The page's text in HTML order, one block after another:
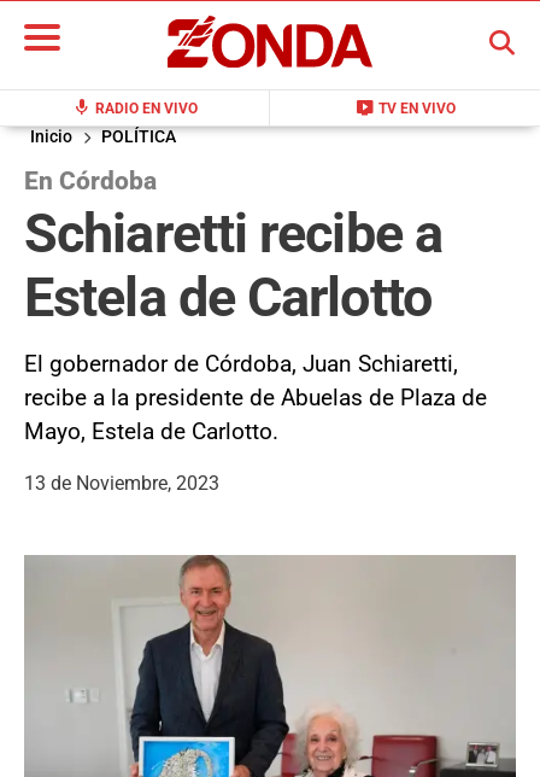
mic RADIO EN VIVO live_tv TV EN VIVO
BUSCAR
Inicio POLÍTICA
En Córdoba
Schiaretti recibe a
Estela de Carlotto
El gobernador de Córdoba, Juan Schiaretti,
recibe a la presidente de Abuelas de Plaza de
Mayo, Estela de Carlotto.
13 de Noviembre, 2023